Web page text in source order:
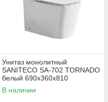
Унитаз монолитный
SANITECO SA-702 TORNADO
белый 690x360x810
В наличии